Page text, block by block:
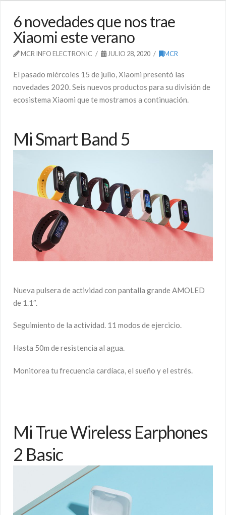
6 novedades que nos trae
Xiaomi este verano
MCR INFO ELECTRONIC JULIO 28, 2020 MCR
El pasado miércoles 15 de julio, Xiaomi presentó las
novedades 2020. Seis nuevos productos para su división de
ecosistema Xiaomi que te mostramos a continuación.
Mi Smart Band 5
Nueva pulsera de actividad con pantalla grande AMOLED
de 1.1″.
Seguimiento de la actividad. 11 modos de ejercicio.
Hasta 50m de resistencia al agua.
Monitorea tu frecuencia cardíaca, el sueño y el estrés.
Mi True Wireless Earphones
2 Basic